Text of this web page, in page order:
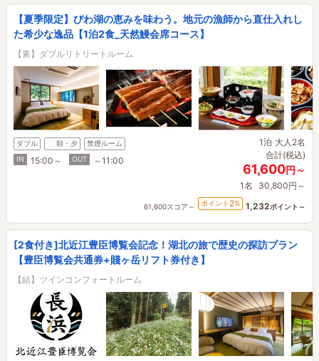
【夏季限定】びわ湖の恵みを味わう。地元の漁師から直仕入れし
た希少な逸品【1泊2食_天然鰻会席コース】
【素】ダブルリトリートルーム
ダブル 朝・夕
禁煙ルーム
IN
15:00～ OUT ～11:00
1泊 大人2名
合計(税込)
61,600円～
1名 30,800円～
61,600スコア～ ポイント 2% 1,232ポイント～
[2食付き]北近江豊臣博覧会記念！湖北の旅で歴史の探訪プラン
【豊臣博覧会共通券+賤ヶ岳リフト券付き】
【結】ツインコンフォートルーム